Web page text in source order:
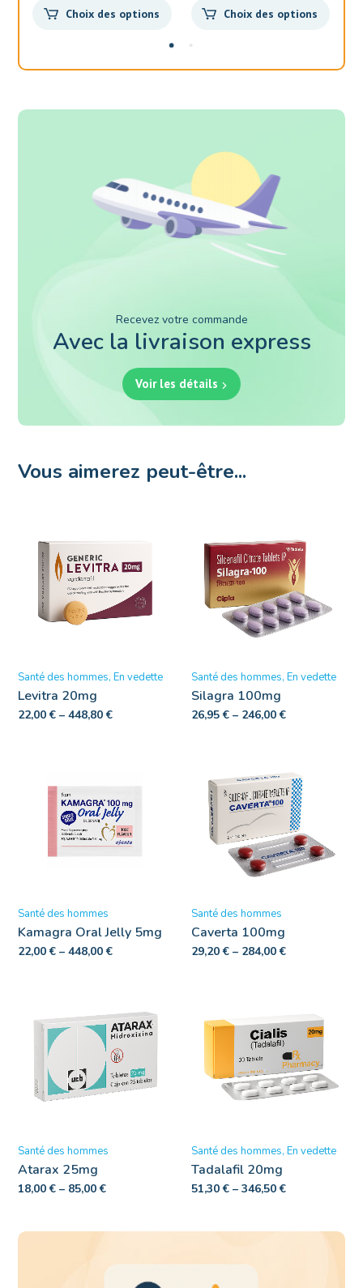
Choix des options Choix des options
Recevez votre commande
Avec la livraison express
Voir les détails
Vous aimerez peut-être...
Santé des hommes En vedette
Levitra 20mg
22,00€ –448,80€
Santé des hommes En vedette
Silagra 100mg
26,95€ – 246,00€
Santé des hommes
Kamagra Oral Jelly 5mg
22,00€ –448,00€
Santé des hommes
Caverta 100mg
29,20€ – 284,00€
Santé des hommes
Atarax 25mg
18,00€ – 85,00€
Santé des hommes En vedette
Tadalafil 20mg
51,30€ – 346,50€